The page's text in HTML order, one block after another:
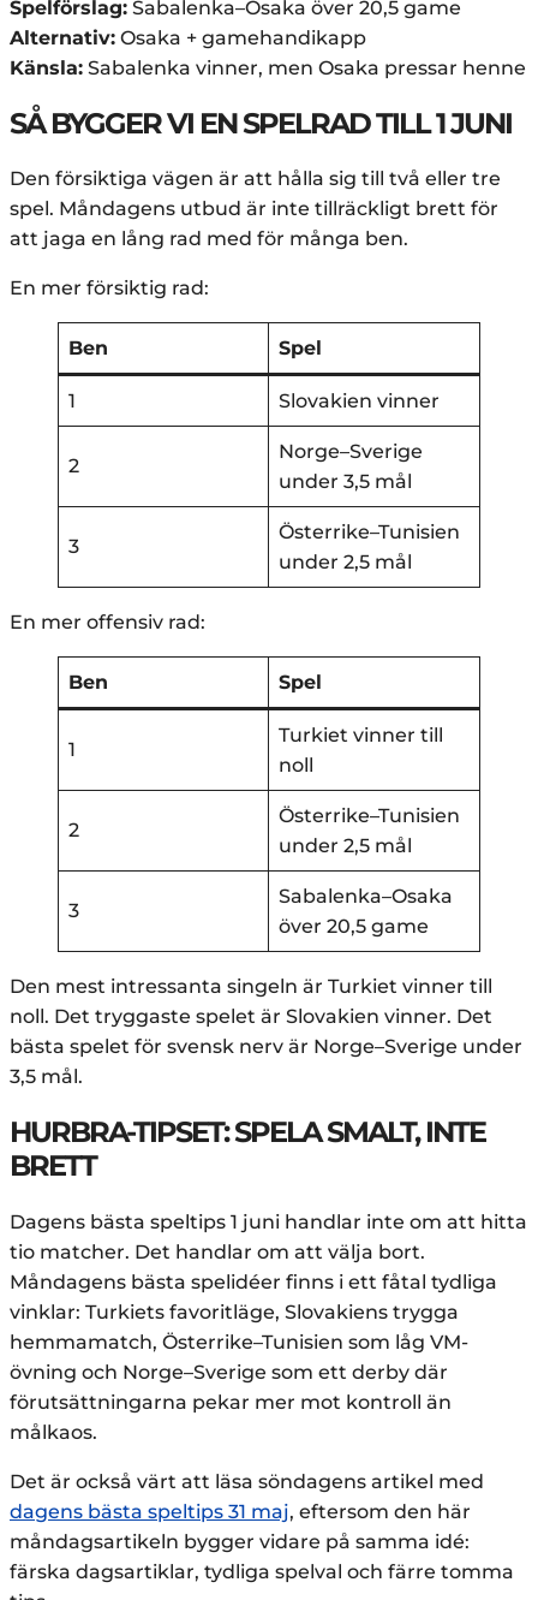
Spelförslag: Sabalenka–Osaka över 20,5 game
Alternativ: Osaka + gamehandikapp
Känsla: Sabalenka vinner, men Osaka pressar henne
SÅ BYGGER VI EN SPELRAD TILL 1 JUNI
Den försiktiga vägen är att hålla sig till två eller tre
spel. Måndagens utbud är inte tillräckligt brett för
att jaga en lång rad med för många ben.
En mer försiktig rad:
Ben Spel
1 Slovakien vinner
2
Norge–Sverige
under 3,5 mål
3
Österrike–Tunisien
under 2,5 mål
En mer offensiv rad:
Ben Spel
1
Turkiet vinner till
noll
2
Österrike–Tunisien
under 2,5 mål
3
Sabalenka–Osaka
över 20,5 game
Den mest intressanta singeln är Turkiet vinner till
noll. Det tryggaste spelet är Slovakien vinner. Det
bästa spelet för svensk nerv är Norge–Sverige under
3,5 mål.
HURBRA-TIPSET: SPELA SMALT, INTE
BRETT
Dagens bästa speltips 1 juni handlar inte om att hitta
tio matcher. Det handlar om att välja bort.
Måndagens bästa spelidéer finns i ett fåtal tydliga
vinklar: Turkiets favoritläge, Slovakiens trygga
hemmamatch, Österrike–Tunisien som låg VM-
övning och Norge–Sverige som ett derby där
förutsättningarna pekar mer mot kontroll än
målkaos.
Det är också värt att läsa söndagens artikel med
dagens bästa speltips 31 maj, eftersom den här
måndagsartikeln bygger vidare på samma idé:
färska dagsartiklar, tydliga spelval och färre tomma